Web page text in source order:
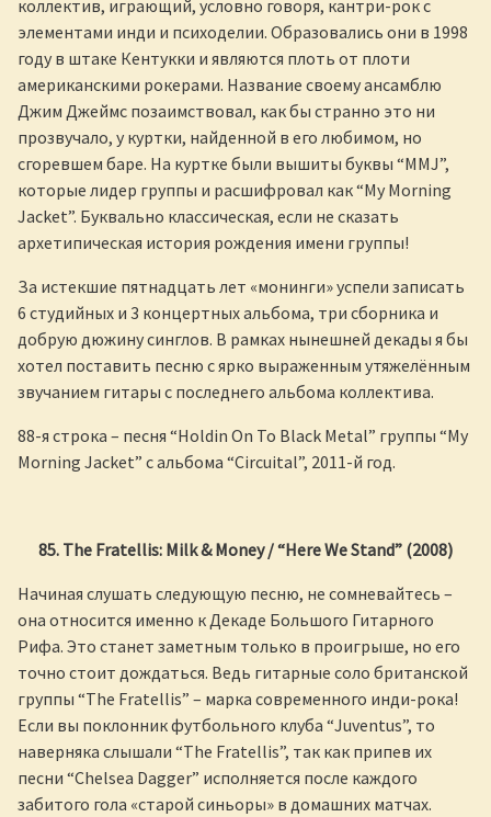
коллектив, играющий, условно говоря, кантри-рок с
элементами инди и психоделии. Образовались они в 1998
году в штаке Кентукки и являются плоть от плоти
американскими рокерами. Название своему ансамблю
Джим Джеймс позаимствовал, как бы странно это ни
прозвучало, у куртки, найденной в его любимом, но
сгоревшем баре. На куртке были вышиты буквы “MMJ”,
которые лидер группы и расшифровал как “My Morning
Jacket”. Буквально классическая, если не сказать
архетипическая история рождения имени группы!
За истекшие пятнадцать лет «монинги» успели записать
6 студийных и 3 концертных альбома, три сборника и
добрую дюжину синглов. В рамках нынешней декады я бы
хотел поставить песню с ярко выраженным утяжелённым
звучанием гитары с последнего альбома коллектива.
88-я строка – песня “Holdin On To Black Metal” группы “My
Morning Jacket” с альбома “Circuital”, 2011-й год.
85. The Fratellis: Milk & Money / “Here We Stand” (2008)
Начиная слушать следующую песню, не сомневайтесь –
она относится именно к Декаде Большого Гитарного
Рифа. Это станет заметным только в проигрыше, но его
точно стоит дождаться. Ведь гитарные соло британской
группы “The Fratellis” – марка современного инди-рока!
Если вы поклонник футбольного клуба “Juventus”, то
наверняка слышали “The Fratellis”, так как припев их
песни “Chelsea Dagger” исполняется после каждого
забитого гола «старой синьоры» в домашних матчах.